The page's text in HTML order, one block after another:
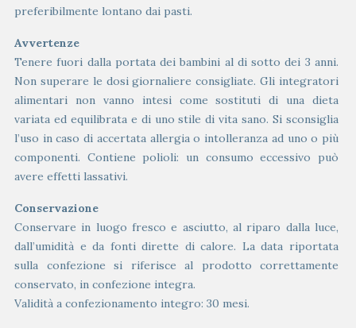
preferibilmente lontano dai pasti.
Avvertenze
Tenere fuori dalla portata dei bambini al di sotto dei 3 anni.
Non superare le dosi giornaliere consigliate. Gli integratori
alimentari non vanno intesi come sostituti di una dieta
variata ed equilibrata e di uno stile di vita sano. Si sconsiglia
l’uso in caso di accertata allergia o intolleranza ad uno o più
componenti. Contiene polioli: un consumo eccessivo può
avere effetti lassativi.
Conservazione
Conservare in luogo fresco e asciutto, al riparo dalla luce,
dall’umidità e da fonti dirette di calore. La data riportata
sulla confezione si riferisce al prodotto correttamente
conservato, in confezione integra.
Validità a confezionamento integro: 30 mesi.